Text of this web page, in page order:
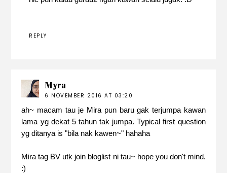
REPLY
Myra
6 NOVEMBER 2016 AT 03:20
ah~ macam tau je Mira pun baru gak terjumpa kawan
lama yg dekat 5 tahun tak jumpa. Typical first question
yg ditanya is "bila nak kawen~" hahaha
Mira tag BV utk join bloglist ni tau~ hope you don't mind.
:)